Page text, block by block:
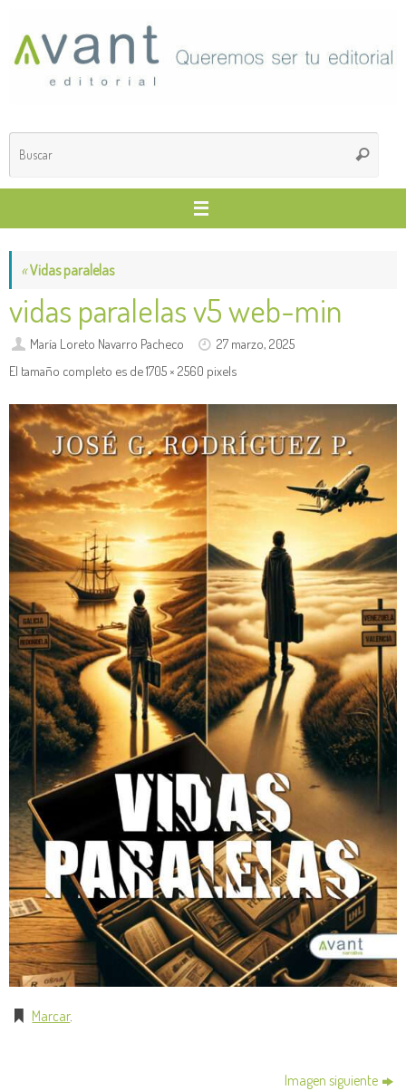
contenido
Buscar
«Vidas paralelas
vidas paralelas v5 web-min
María Loreto Navarro Pacheco
27 marzo, 2025
El tamaño completo es de1705 × 2560 pixels
Marcar.
Imagen siguiente